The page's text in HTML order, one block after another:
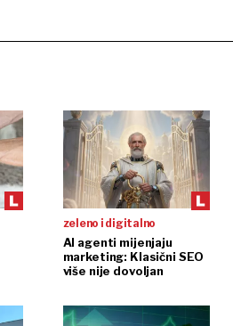
zeleno i digitalno
AI agenti mijenjaju
marketing: Klasični SEO
više nije dovoljan